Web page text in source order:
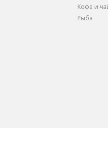
Кофе и
Рыба